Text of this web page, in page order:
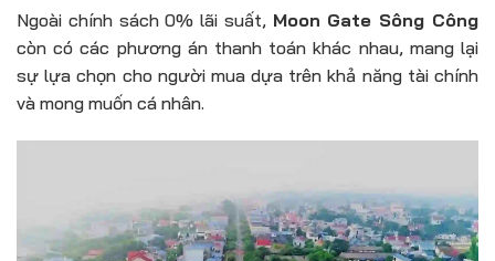
Ngoài chính sách 0% lãi suất, Moon Gate Sông Công
còn có các phương án thanh toán khác nhau, mang lại
sự lựa chọn cho người mua dựa trên khả năng tài chính
và mong muốn cá nhân.